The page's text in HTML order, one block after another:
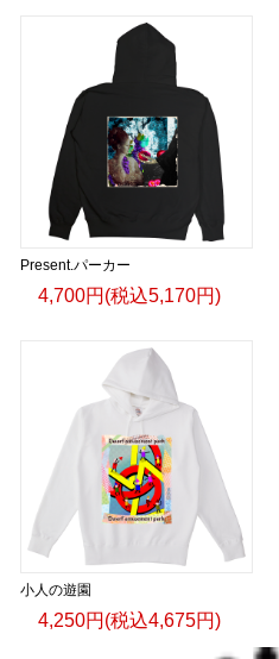
Present.パーカー
4,700円(税込5,170円)
小人の遊園
4,250円(税込4,675円)